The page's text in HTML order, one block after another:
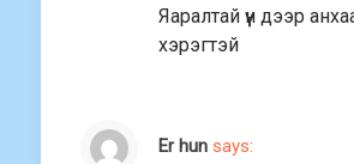
Яаралтай үүн дээр
хэрэгтэй
Er hun says: